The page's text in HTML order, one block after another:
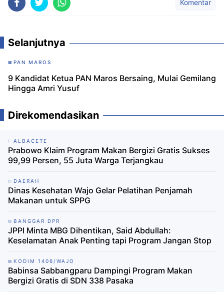
Komentar
Selanjutnya
PAN MAROS
9 Kandidat Ketua PAN Maros Bersaing, Mulai Gemilang
Hingga Amri Yusuf
Direkomendasikan
ALBACETE
Prabowo Klaim Program Makan Bergizi Gratis Sukses
99,99 Persen, 55 Juta Warga Terjangkau
DAERAH
Dinas Kesehatan Wajo Gelar Pelatihan Penjamah
Makanan untuk SPPG
BANGGAR DPR
JPPI Minta MBG Dihentikan, Said Abdullah:
Keselamatan Anak Penting tapi Program Jangan Stop
KODIM 1406/WAJO
Babinsa Sabbangparu Dampingi Program Makan
Bergizi Gratis di SDN 338 Pasaka